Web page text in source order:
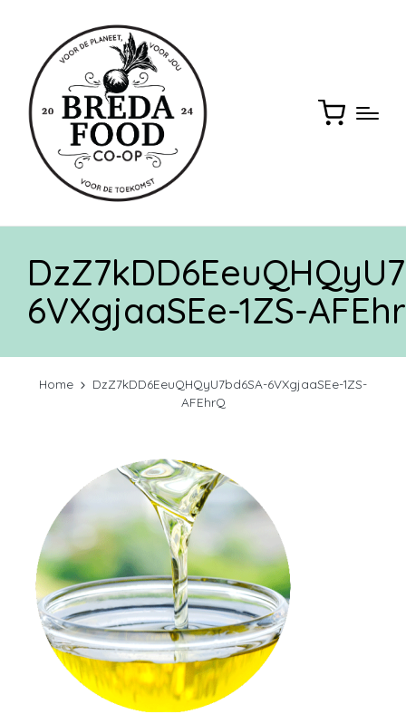
6VXgjaaSEe-1ZS-
Home
DzZ7kDD6EeuQHQyU7bd6SA-6VXgjaaSEe-1ZS-
AFEhrQ